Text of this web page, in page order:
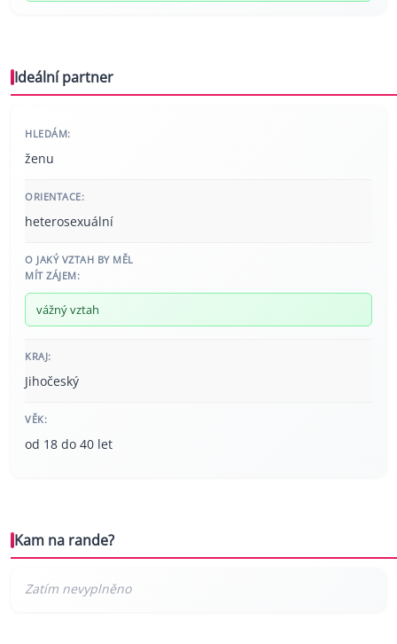
Ideální partner
HLEDÁM:
ženu
ORIENTACE:
heterosexuální
O JAKÝ VZTAH BY MĚL
MÍT ZÁJEM:
vážný vztah
KRAJ:
Jihočeský
VĚK:
od 18 do 40 let
Kam na rande?